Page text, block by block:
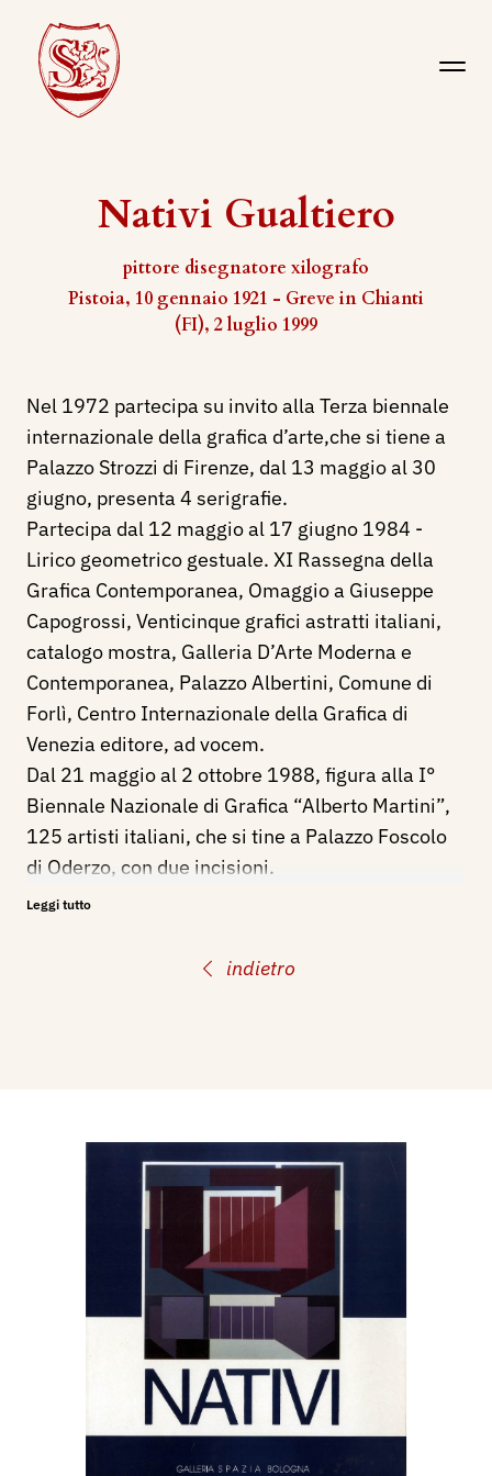
Nativi Gualtiero
pittore disegnatore xilografo
Pistoia, 10 gennaio 1921 - Greve in Chianti
(FI), 2 luglio 1999
indietro
Nel 1972 partecipa su invito alla Terza biennale
internazionale della grafica d’arte,che si tiene a
Palazzo Strozzi di Firenze, dal 13 maggio al 30
giugno, presenta 4 serigrafie.
Partecipa dal 12 maggio al 17 giugno 1984 -
Lirico geometrico gestuale. XI Rassegna della
Grafica Contemporanea, Omaggio a Giuseppe
Capogrossi, Venticinque grafici astratti italiani,
catalogo mostra, Galleria D’Arte Moderna e
Contemporanea, Palazzo Albertini, Comune di
Forlì, Centro Internazionale della Grafica di
Venezia editore, ad vocem.
Dal 21 maggio al 2 ottobre 1988, figura alla I°
Biennale Nazionale di Grafica “Alberto Martini”,
125 artisti italiani, che si tine a Palazzo Foscolo
di Oderzo, con due incisioni.
Nel dicembre 1990 - gennaio 1991, alla Sesta
Permanente di Milano, figura con 3 xilografie.
Bibliografia:
1972 - Terza biennale internazionale della
grafica d’arte, Mostra omaggio, catalogo mostra,
Firenze, p. 89, ill.. DA FARE
1974 - Quarta biennale internazionale della
grafica d’arte, Artisti italiani e stranieri
ill. DA FARE
1982 - Catalogo della Grafica Italiana n. 12.
Milano, Mondadori, p. 129/130.
Leggi tutto